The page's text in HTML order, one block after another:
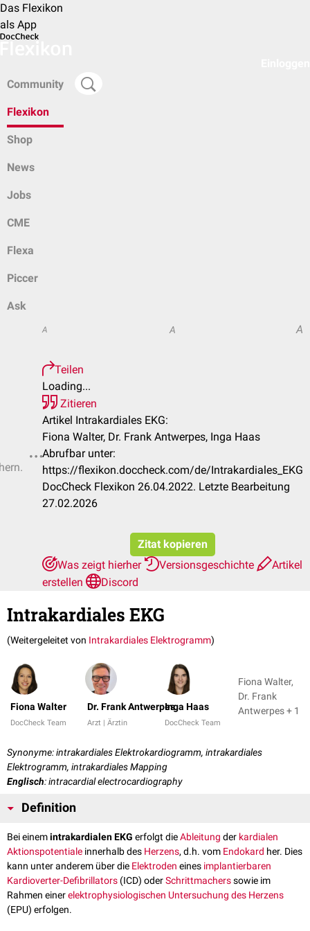
Das Flexikon
als App
Community
Flexikon
Shop
News
Jobs
CME
Flexa
Piccer
Ask
A A A
Teilen
Loading...
Zitieren
Artikel Intrakardiales EKG:
Fiona Walter, Dr. Frank Antwerpes, Inga Haas
Abrufbar unter:
https://flexikon.doccheck.com/de/Intrakardiales_EKG
DocCheck Flexikon 26.04.2022. Letzte Bearbeitung
27.02.2026
Zitat kopieren
Was zeigt hierher
Versionsgeschichte
Artikel
erstellen
Discord
Intrakardiales EKG
(Weitergeleitet von Intrakardiales Elektrogramm)
Fiona Walter
DocCheck Team
Dr. Frank Antwerpes
Arzt | Ärztin
Inga Haas
DocCheck Team
Fiona Walter,
Dr. Frank
Antwerpes + 1
Synonyme: intrakardiales Elektrokardiogramm, intrakardiales
Elektrogramm, intrakardiales Mapping
Englisch: intracardial electrocardiography
Definition
Bei einemintrakardialen EKG erfolgt dieAbleitung der kardialen
Aktionspotentiale innerhalb des Herzens, d.h. vom Endokard her. Dies
kann unter anderem über die Elektroden ei­nes implantierbaren
Kardioverter-Defibrillators (ICD) oderSchrittmacherssowie im
Rahmen einerelektrophysiologischen Untersuchung des Herzens
(EPU) erfolgen.